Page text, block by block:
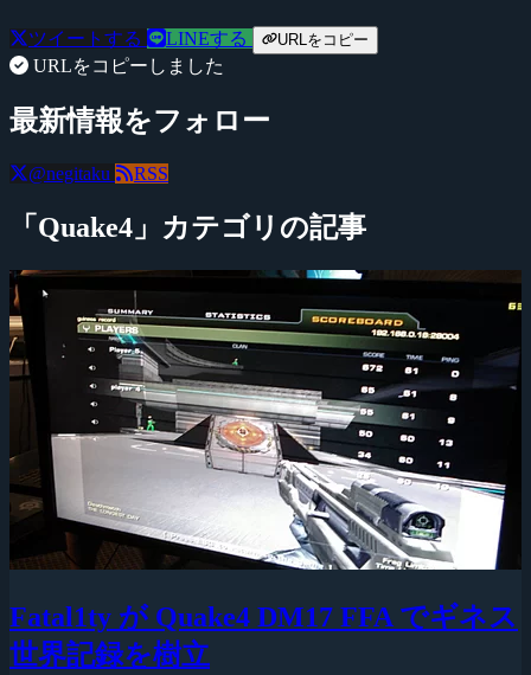
ツイートする LINEする URLをコピー
URLをコピーしました
最新情報をフォロー
@negitaku RSS
「Quake4」カテゴリの記事
Fatal1ty が Quake4 DM17 FFA でギネス
世界記録を樹立